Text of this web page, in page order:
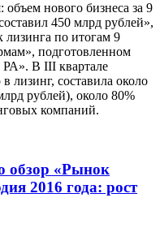
объем нового бизнеса за 9
450 млрд рублей»,
лизинга по итогам 9
подготовленном
РА». В III квартале
лизинг, составила около
рублей), около 80%
компаний.
обзор «Рынок
2016 года: рост